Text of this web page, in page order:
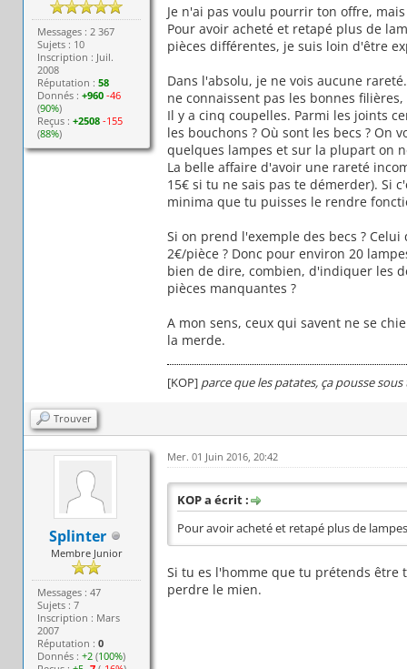
Messages : 2 367
Sujets : 10
Inscription : Juil.
2008
Réputation :58
Donnés :+960 -46
(90%)
Reçus :+2508 -155
(88%)
Je n'ai pas voulu pourrir ton offre,
Pour avoir acheté et retapé plus de
pièces différentes, je suis loin d'être
Dans l'absolu, je ne vois aucune
ne connaissent pas les bonnes
Il y a cinq coupelles. Parmi les joints
les bouchons ? Où sont les becs ?
quelques lampes et sur la plupart on
La belle affaire d'avoir une rareté
15€ si tu ne sais pas te démerder). Si
minima que tu puisses le rendre
Si on prend l'exemple des becs ?
2€/pièce ? Donc pour environ 20
bien de dire, combien, d'indiquer les
pièces manquantes ?
A mon sens, ceux qui savent ne se
la merde.
[KOP]parce que les patates, ça pousse sous
Trouver
Splinter
Membre Junior
Messages : 47
Sujets : 7
Inscription : Mars
2007
Réputation :0
Donnés :+2 (100%)
Mer. 01 Juin 2016, 20:42
KOP a écrit :
Pour avoir acheté et retapé plus de
Si tu es l'homme que tu prétends être
perdre le mien.